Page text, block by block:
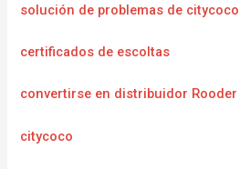
solución de problemas de citycoco
certificados de escoltas
convertirse en distribuidor Rooder
citycoco